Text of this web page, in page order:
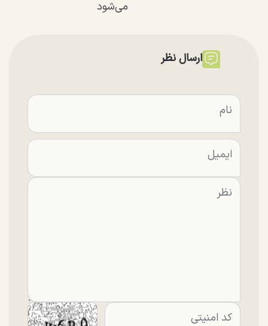
می‌شود
ارسال نظر